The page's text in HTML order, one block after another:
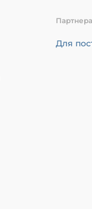
Для